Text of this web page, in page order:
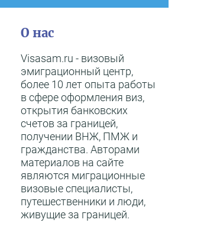
О нас
Visasam.ru - визовый
эмиграционный центр,
более 10 лет опыта работы
в сфере оформления виз,
открытия банковских
счетов за границей,
получении ВНЖ, ПМЖ и
гражданства. Авторами
материалов на сайте
являются миграционные
визовые специалисты,
путешественники и люди,
живущие за границей.